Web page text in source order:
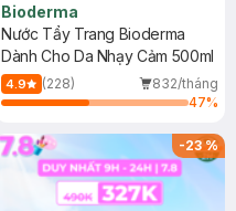
Bioderma
Nước Tẩy Trang Bioderma
Dành Cho Da Nhạy Cảm 500ml
4.9 (228)
832/tháng
47%
-23%